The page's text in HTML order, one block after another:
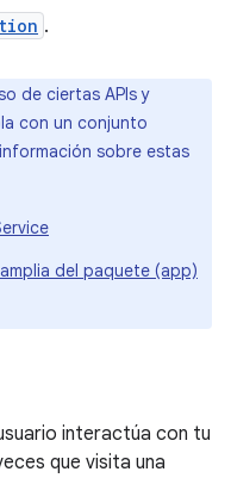
.
de ciertas APIs y
con un conjunto
sobre estas
del paquete (app)
interactúa con tu
que visita una